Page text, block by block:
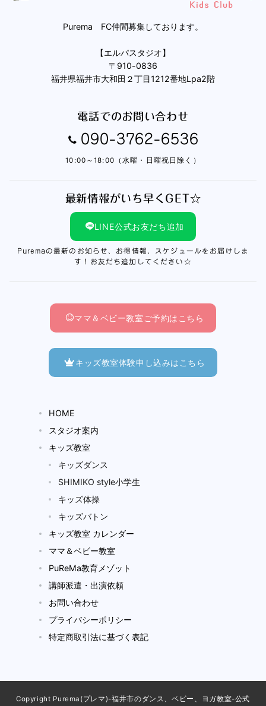
Purema FC仲間募集しております。
【エルパスタジオ】
〒910-0836
福井県福井市大和田２丁目1212番地Lpa2階
電話でのお問い合わせ
090-3762-6536
10:00～18:00（水曜・日曜祝日除く）
最新情報がいち早くGET☆
LINE公式お友だち追加
Puremaの最新のお知らせ、お得情報、スケジュールをお届けしま
す！お友だち追加してください☆
ママ＆ベビー教室ご予約はこちら
キッズ教室体験申し込みはこちら
HOME
スタジオ案内
キッズ教室
キッズダンス
SHIMIKO style小学生
キッズ体操
キッズバトン
キッズ教室 カレンダー
ママ＆ベビー教室
PuReMa教育メゾット
講師派遣・出演依頼
お問い合わせ
プライバシーポリシー
特定商取引法に基づく表記
Copyright Purema(プレマ)-福井市のダンス、ベビー、ヨガ教室-公式